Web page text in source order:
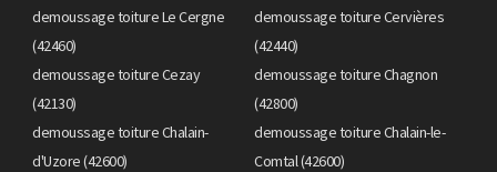
demoussage toiture Le Cergne
(42460)
demoussage toiture Cervières
(42440)
demoussage toiture Cezay
(42130)
demoussage toiture Chagnon
(42800)
demoussage toiture Chalain-
d'Uzore (42600)
demoussage toiture Chalain-le-
Comtal (42600)